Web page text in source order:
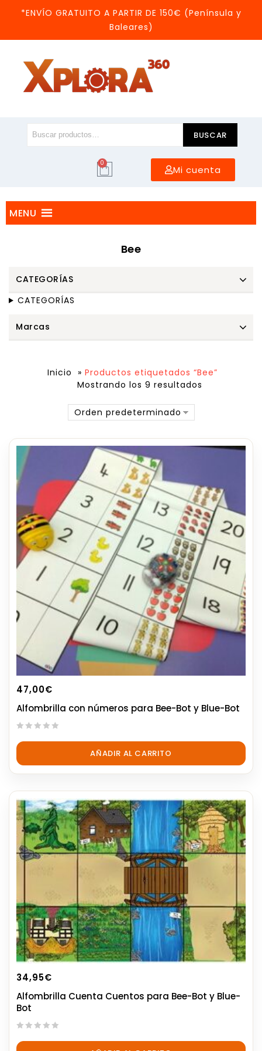
*ENVÍO GRATUITO A PARTIR DE 150€ (Península y
Baleares)
BUSCAR
0
Mi cuenta
MENU
Bee
Inicio » Productos etiquetados “Bee”
Mostrando los 9 resultados
Orden predeterminado
47,00€
Alfombrilla con números para Bee-Bot y Blue-Bot
out
5
AÑADIR AL CARRITO
34,95€
Alfombrilla Cuenta Cuentos para Bee-Bot y Blue-
Bot
out
CATEGORÍAS
CATEGORÍAS
Marcas